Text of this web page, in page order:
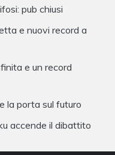
pub chiusi
e nuovi record a
e un record
la porta sul futuro
accende il dibattito